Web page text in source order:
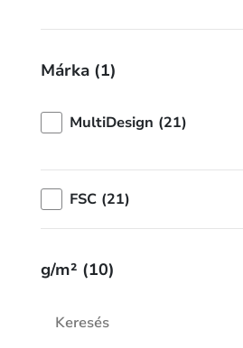
Márka (1)
MultiDesign (21)
FSC (21)
g/m² (10)